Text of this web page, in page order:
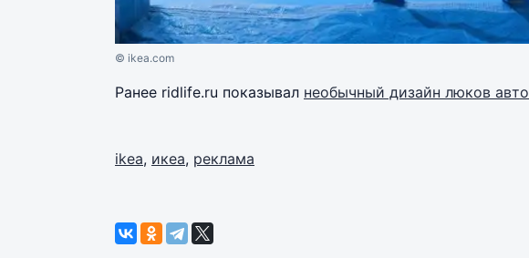
© ikea.com
Ранее ridlife.ru показывал необычный дизайн люков авто
ikea, икеа, реклама